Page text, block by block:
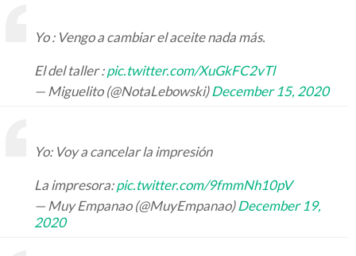
Yo : Vengo a cambiar el aceite nada más.
El del taller :pic.twitter.com/XuGkFC2vTl
— Miguelito (@NotaLebowski)December 15, 2020
Yo: Voy a cancelar la impresión
La impresora:pic.twitter.com/9fmmNh10pV
— Muy Empanao (@MuyEmpanao)December 19,
2020